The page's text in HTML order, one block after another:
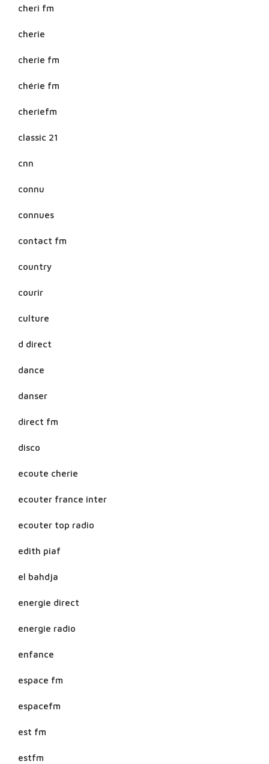
cheri fm
cherie
cherie fm
chérie fm
cheriefm
classic 21
cnn
connu
connues
contact fm
country
courir
culture
d direct
dance
danser
direct fm
disco
ecoute cherie
ecouter france inter
ecouter top radio
edith piaf
el bahdja
energie direct
energie radio
enfance
espace fm
espacefm
est fm
estfm